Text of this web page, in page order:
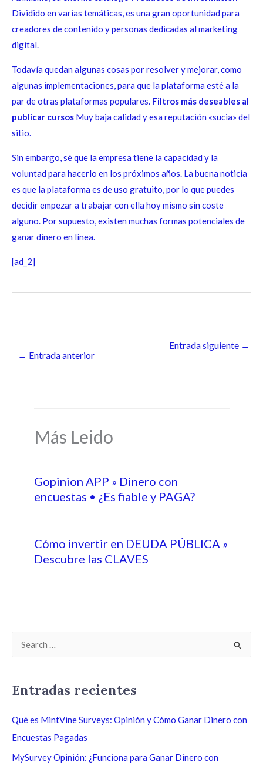
Dividido en varias temáticas, es una gran oportunidad para
creadores de contenido y personas dedicadas al marketing
digital.
Todavía quedan algunas cosas por resolver y mejorar, como
algunas implementaciones, para que la plataforma esté a la
par de otras plataformas populares. Filtros más deseables al
publicar cursos Muy baja calidad y esa reputación «sucia» del
sitio.
Sin embargo, sé que la empresa tiene la capacidad y la
voluntad para hacerlo en los próximos años. La buena noticia
es que la plataforma es de uso gratuito, por lo que puedes
decidir empezar a trabajar con ella hoy mismo sin coste
alguno. Por supuesto, existen muchas formas potenciales de
ganar dinero en línea.
[ad_2]
← Entrada anterior
Entrada siguiente →
Más Leido
Gopinion APP » Dinero con
encuestas • ¿Es fiable y PAGA?
Cómo invertir en DEUDA PÚBLICA »
Descubre las CLAVES
a
r
p
Entradas recientes
Qué es MintVine Surveys: Opinión y Cómo Ganar Dinero con
Encuestas Pagadas
MySurvey Opinión: ¿Funciona para Ganar Dinero con